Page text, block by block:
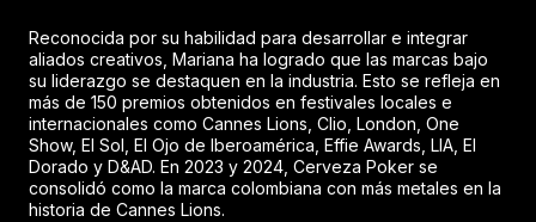
Reconocida por su habilidad para desarrollar e integrar
aliados creativos, Mariana ha logrado que las marcas bajo
su liderazgo se destaquen en la industria. Esto se refleja en
más de 150 premios obtenidos en festivales locales e
internacionales como Cannes Lions, Clio, London, One
Show, El Sol, El Ojo de Iberoamérica, Effie Awards, LIA, El
Dorado y D&AD. En 2023 y 2024, Cerveza Poker se
consolidó como la marca colombiana con más metales en la
historia de Cannes Lions.